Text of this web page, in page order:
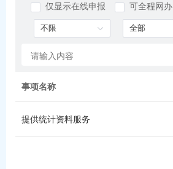
县烟草专卖局
仅显示在线申报 可全程网办
事项名称
提供统计资料服务